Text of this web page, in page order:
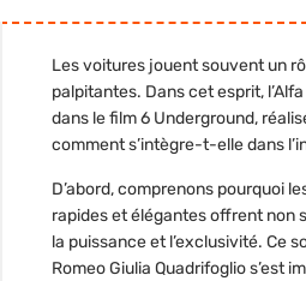
Les voitures jouent souvent un
palpitantes. Dans cet esprit,
dans le film 6 Underground,
comment s’intègre-t-elle dans
D’abord, comprenons pourquoi
rapides et élégantes offrent non
la puissance et l’exclusivité. Ce
Romeo Giulia Quadrifoglio s’est